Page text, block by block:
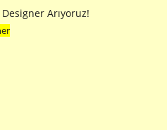
Arıyoruz!